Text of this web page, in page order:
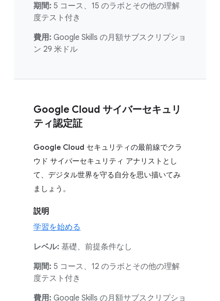
期間: 5 コース、15 のラボとその他の理解
度テスト付き
費用: Google Skills の月額サブスクリプショ
ン 29 米ドル
Google Cloud サイバーセキュリ
ティ認定証
Google Cloud セキュリティの最前線でクラ
ウド サイバーセキュリティ アナリストとし
て、デジタル世界を守る自分を思い描いてみ
ましょう。
説明
学習を始める
レベル: 基礎、前提条件なし
期間: 5 コース、12 のラボとその他の理解
度テスト付き
費用: Google Skills の月額サブスクリプショ